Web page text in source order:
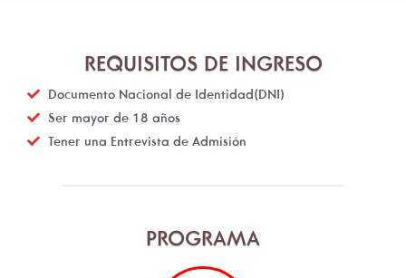
REQUISITOS DE INGRESO
Documento Nacional de Identidad(DNI)
Ser mayor de 18 años
Tener una Entrevista de Admisión
PROGRAMA